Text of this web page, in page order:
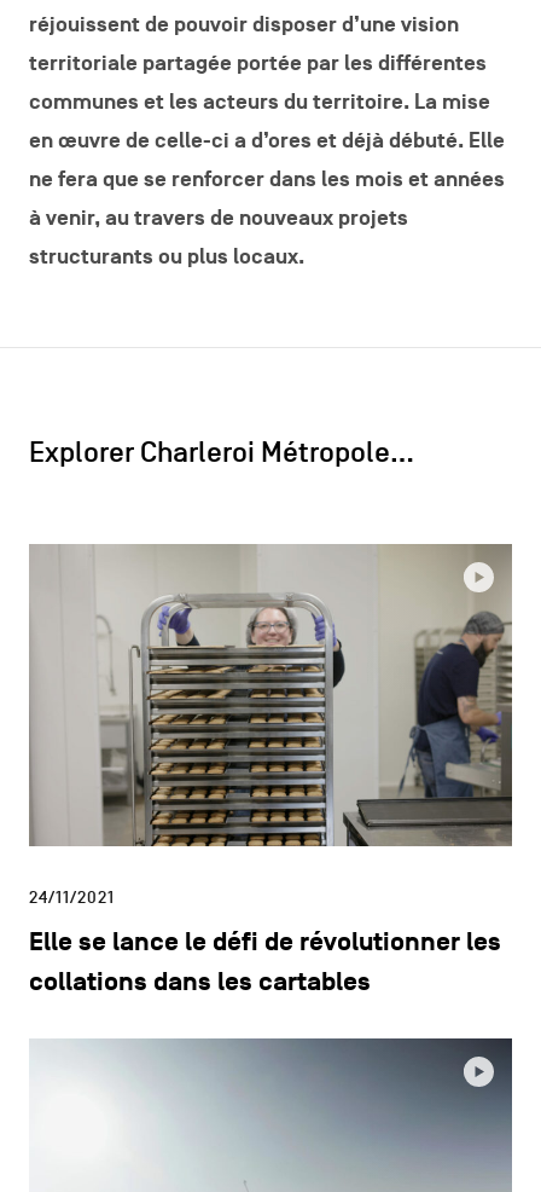
réjouissent de pouvoir disposer d’une vision
territoriale partagée portée par les différentes
communes et les acteurs du territoire. La mise
en œuvre de celle-ci a d’ores et déjà débuté. Elle
ne fera que se renforcer dans les mois et années
à venir, au travers de nouveaux projets
structurants ou plus locaux.
Explorer Charleroi Métropole…
24/11/2021
Elle se lance le défi de révolutionner les
collations dans les cartables